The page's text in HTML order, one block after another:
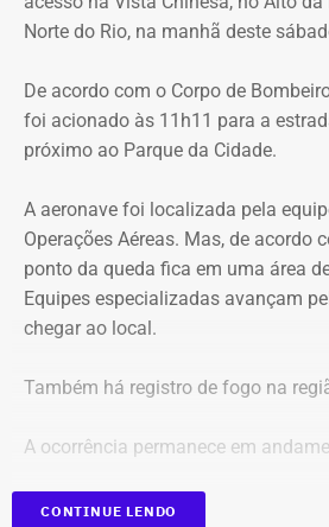
criança de 2 anos — Foto:
O pedido de Búzios à
Em caráter urgente, antes da
empresas, a prefeitura solicitou:
Preservação integral dos registros
Identificação de anunciantes e
Retirada das publicações
Suspensão temporária de contas
Vista Chinesa, foi interditado. A
do Parque Nacional da Tijuca
Norte do Rio, na manhã deste
De acordo com o Corpo de
foi acionado às 11h11 para a
próximo ao Parque da Cidade.
A aeronave foi localizada pela
Operações Aéreas. Mas, de acordo
ponto da queda fica em uma área
Equipes especializadas avançam
chegar ao local.
Também há registro de fogo na
A ocorrência permanece em
*Em atualização
CONTINUE LENDO